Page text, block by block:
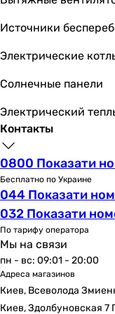
латунь
латунь
-
-
латунь
Производство
Китай
Китай
Китай
Германия
Китай
Германия
Германия
Германия
Источники
Электрические
Солнечные панели
Электрический
Контакты
0800 Показати
Бесплатно по Украине
044 Показати
032 Показати
По тарифу оператора
Мы на связи
пн - вс: 09:01 - 20:00
Адреса магазинов
Киев, Всеволода
Киев, Здолбуновская 7